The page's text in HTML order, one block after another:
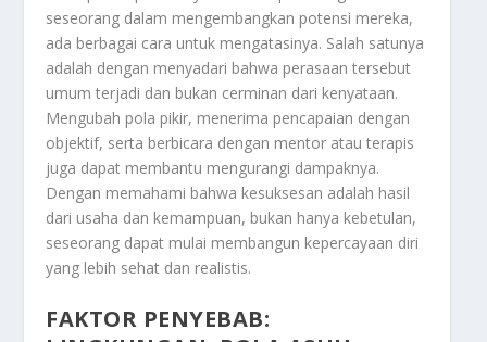
seseorang dalam mengembangkan potensi mereka,
ada berbagai cara untuk mengatasinya. Salah satunya
adalah dengan menyadari bahwa perasaan tersebut
umum terjadi dan bukan cerminan dari kenyataan.
Mengubah pola pikir, menerima pencapaian dengan
objektif, serta berbicara dengan mentor atau terapis
juga dapat membantu mengurangi dampaknya.
Dengan memahami bahwa kesuksesan adalah hasil
dari usaha dan kemampuan, bukan hanya kebetulan,
seseorang dapat mulai membangun kepercayaan diri
yang lebih sehat dan realistis.
FAKTOR PENYEBAB: